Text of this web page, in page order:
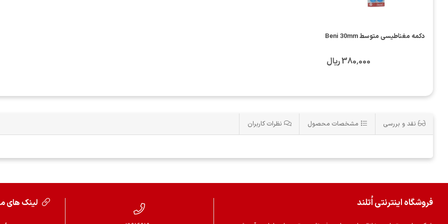
دکمه مغناطیسی متوسط Beni 30mm
380٬000 ریال
نقد و بررسی مشخصات محصول نظرات کاربران
فروشگاه اینترنتی اُتلند لینک های